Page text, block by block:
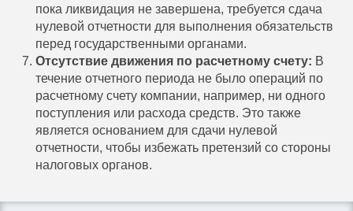
пока ликвидация не завершена, требуется сдача
нулевой отчетности для выполнения обязательств
перед государственными органами.
Отсутствие движения по расчетному счету: В
течение отчетного периода не было операций по
расчетному счету компании, например, ни одного
поступления или расхода средств. Это также
является основанием для сдачи нулевой
отчетности, чтобы избежать претензий со стороны
налоговых органов.